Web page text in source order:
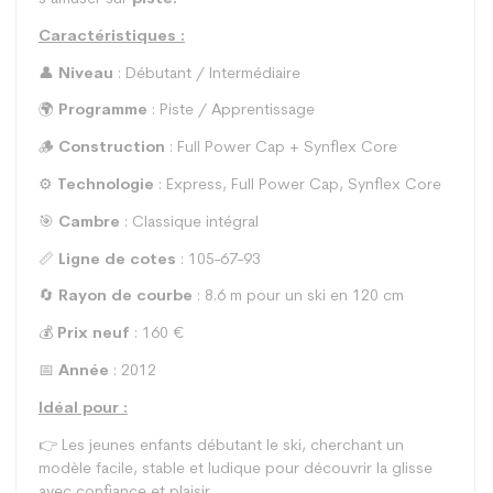
Caractéristiques :
👤 Niveau : Débutant / Intermédiaire
🌍 Programme : Piste / Apprentissage
🪵 Construction : Full Power Cap + Synflex Core
⚙️ Technologie : Express, Full Power Cap, Synflex Core
🎯 Cambre : Classique intégral
📏 Ligne de cotes : 105-67-93
🔄 Rayon de courbe : 8.6 m pour un ski en 120 cm
💰 Prix neuf : 160 €
📅 Année : 2012
Idéal pour :
👉 Les jeunes enfants débutant le ski, cherchant un
modèle facile, stable et ludique pour découvrir la glisse